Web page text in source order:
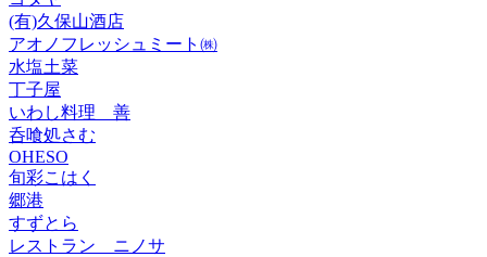
(有)久保山酒店
アオノフレッシュミート㈱
水塩土菜
丁子屋
いわし料理 善
呑喰処さむ
OHESO
旬彩こはく
郷港
すずとら
レストラン ニノサ